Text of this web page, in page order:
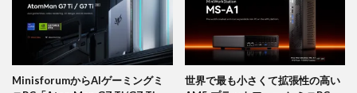
MinisforumからAIゲーミングミ
世界で最も小さくて拡張性の高い